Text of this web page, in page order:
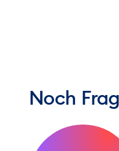
Noch